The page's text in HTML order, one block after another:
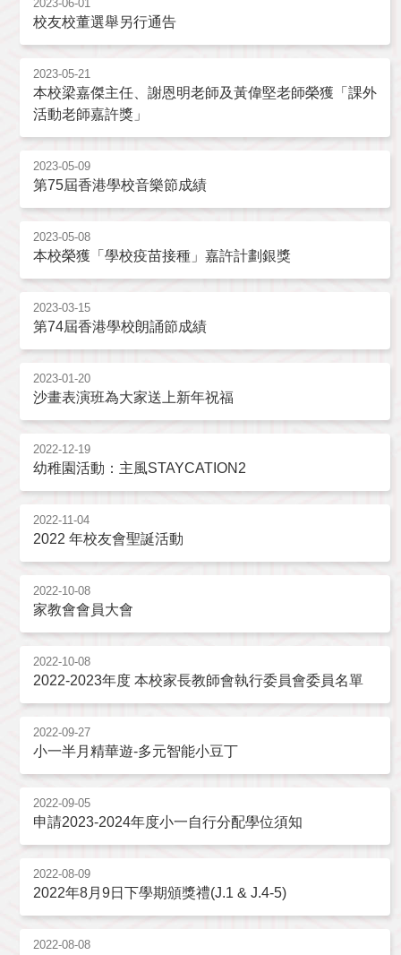
2023-06-01
校友校董選舉另行通告
2023-05-21
本校梁嘉傑主任、謝恩明老師及黃偉堅老師榮獲「課外
活動老師嘉許獎」
2023-05-09
第75屆香港學校音樂節成績
2023-05-08
本校榮獲「學校疫苗接種」嘉許計劃銀獎
2023-03-15
第74屆香港學校朗誦節成績
2023-01-20
沙畫表演班為大家送上新年祝福
2022-12-19
幼稚園活動：主風STAYCATION2
2022-11-04
2022 年校友會聖誕活動
2022-10-08
家教會會員大會
2022-10-08
2022-2023年度 本校家長教師會執行委員會委員名單
2022-09-27
小一半月精華遊-多元智能小豆丁
2022-09-05
申請2023-2024年度小一自行分配學位須知
2022-08-09
2022年8月9日下學期頒獎禮(J.1 & J.4-5)
2022-08-08